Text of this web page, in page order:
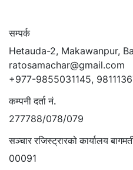
सम्पर्क
Hetauda-2, Makawanpur,
ratosamachar@gmail.com
+977-9855031145,
कम्पनी दर्ता नं.
277788/078/079
सञ्चार रजिस्ट्रारको कार्यालय
00091